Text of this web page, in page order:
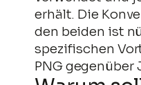
erhält. Die
den beiden ist
spezifischen
PNG gegenüber